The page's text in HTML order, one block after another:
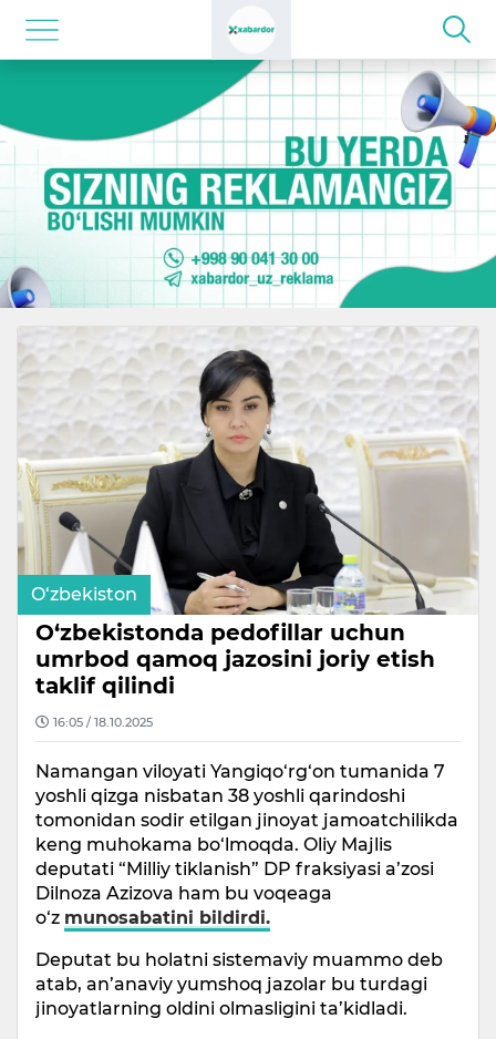
O‘zbekiston
O‘zbekistonda pedofillar uchun
umrbod qamoq jazosini joriy etish
taklif qilindi
16:05 / 18.10.2025
Namangan viloyati Yangiqo‘rg‘on tumanida 7
yoshli qizga nisbatan 38 yoshli qarindoshi
tomonidan sodir etilgan jinoyat jamoatchilikda
keng muhokama bo‘lmoqda. Oliy Majlis
deputati “Milliy tiklanish” DP fraksiyasi a’zosi
Dilnoza Azizova ham bu voqeaga
o‘z munosabatini bildirdi.
Deputat bu holatni sistemaviy muammo deb
atab, an’anaviy yumshoq jazolar bu turdagi
jinoyatlarning oldini olmasligini ta’kidladi.